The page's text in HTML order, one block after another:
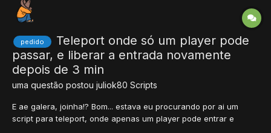
pedido
Teleport onde só um player pode
passar, e liberar a entrada novamente
depois de 3 min
uma questão postou juliok80 Scripts
E ae galera, joinha!? Bom... estava eu procurando por ai um
script para teleport, onde apenas um player pode entrar e